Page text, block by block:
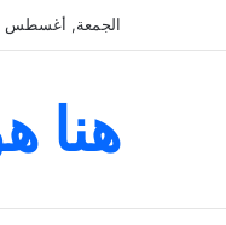
الجمعة, أغسطس 7 2026
هنا